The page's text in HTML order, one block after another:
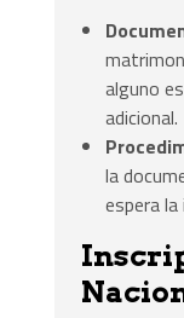
alguno
adicional.
la
espera la